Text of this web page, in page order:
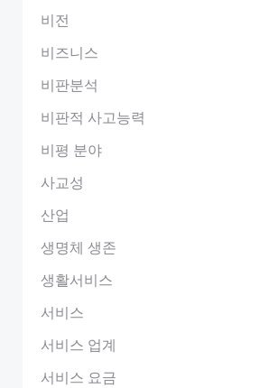
비전
비즈니스
비판분석
비판적 사고능력
비평 분야
사교성
산업
생명체 생존
생활서비스
서비스
서비스 업계
서비스 요금